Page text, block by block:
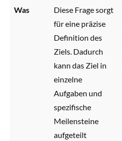
Was
Diese Frage sorgt
für eine präzise
Definition des
Ziels. Dadurch
kann das Ziel in
einzelne
Aufgaben und
spezifische
Meilensteine
aufgeteilt